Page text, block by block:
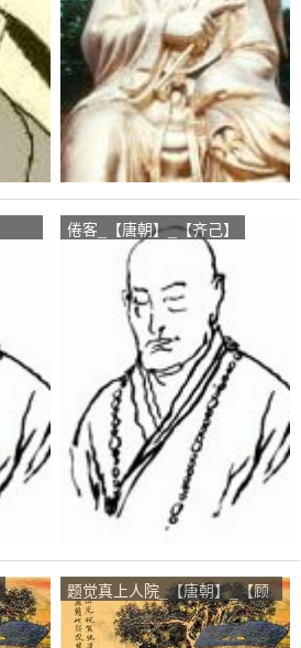
倦客_【唐朝】_【齐己】
题觉真上人院_【唐朝】_【顾
非熊】